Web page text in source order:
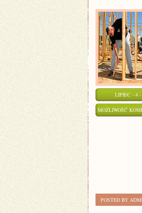
LIPIEC - 4 -
MOŻLIWOŚĆ
POSTED BY